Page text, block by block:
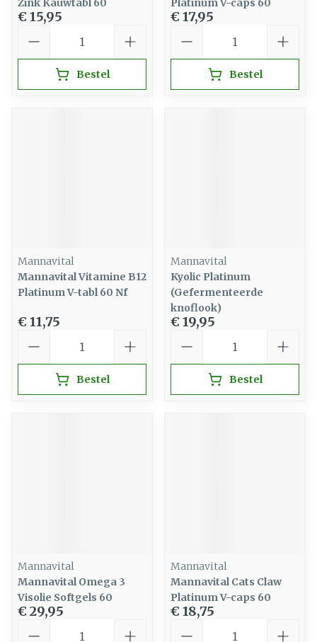
Zink Kauwtabl 60
€ 15,95
Bestel
Platinum V-caps 60
€ 17,95
Bestel
Mannavital
Mannavital Vitamine B12
Platinum V-tabl 60 Nf
€ 11,75
Bestel
Mannavital
Kyolic Platinum
(Gefermenteerde
knoflook)
€ 19,95
Bestel
Mannavital
Mannavital Omega 3
Visolie Softgels 60
€ 29,95
Mannavital
Mannavital Cats Claw
Platinum V-caps 60
€ 18,75